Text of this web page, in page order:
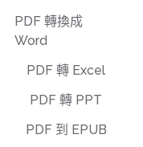
PDF 轉換成
Word
PDF 轉 Excel
PDF 轉 PPT
PDF 到 EPUB